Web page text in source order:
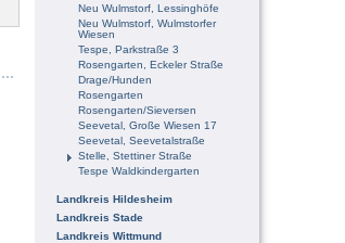
Neu Wulmstorf, Lessinghöfe
Neu Wulmstorf, Wulmstorfer
Wiesen
Tespe, Parkstraße 3
Rosengarten, Eckeler Straße
Drage/Hunden
Rosengarten
Rosengarten/Sieversen
Seevetal, Große Wiesen 17
Seevetal, Seevetalstraße
Stelle, Stettiner Straße
Tespe Waldkindergarten
Landkreis Hildesheim
Landkreis Stade
Landkreis Wittmund